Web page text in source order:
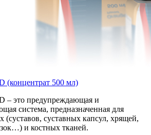
(концентрат 500 мл)
– это предупреждающая и
система, предназначенная для
(суставов, суставных капсул, хрящей,
и костных тканей.